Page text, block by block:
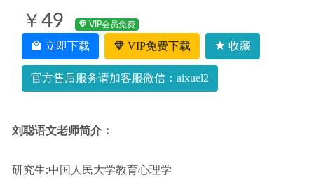
￥49 VIP会员免费
立即下载 VIP免费下载 收藏
官方售后服务请加客服微信：aixuel2
刘聪语文老师简介：
研究生:中国人民大学教育心理学
假班+春季班） 2024-01-06